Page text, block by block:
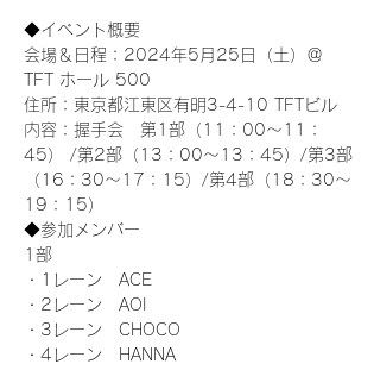
◆イベント概要
会場＆日程：2024年5月25日（土）＠
TFT ホール 500
住所：東京都江東区有明3-4-10 TFTビル
内容：握手会　第1部（11：00～11：
45） /第2部（13：00～13：45）/第3部
（16：30～17：15）/第4部（18：30～
19：15）
◆参加メンバー
1部
・1レーン　ACE
・2レーン　AOI
・3レーン　CHOCO
・4レーン　HANNA